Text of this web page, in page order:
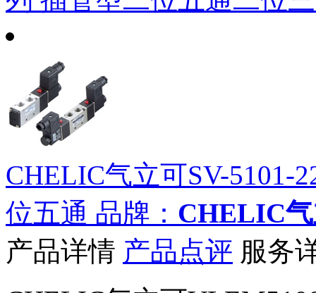
CHELIC气立可SV-5101-
位五通 品牌： CHELIC
产品详情 产品点评 服务